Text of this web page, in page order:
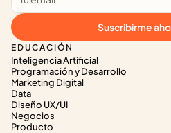
EDUCACIÓN
Inteligencia Artificial
Programación y Desarrollo
Marketing Digital
Data
Diseño UX/UI
Negocios
Producto
Suscribirme